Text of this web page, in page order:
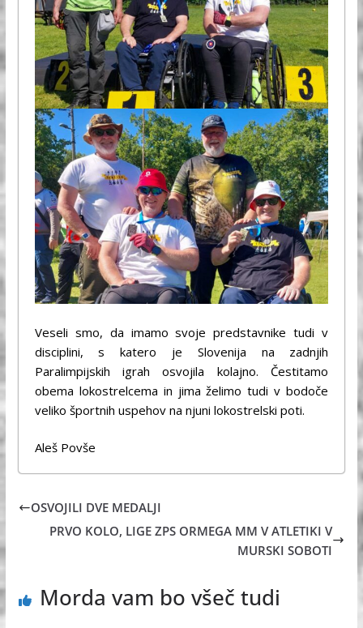
Veseli smo, da imamo svoje predstavnike tudi v
disciplini, s katero je Slovenija na zadnjih
Paralimpijskih igrah osvojila kolajno. Čestitamo
obema lokostrelcema in jima želimo tudi v bodoče
veliko športnih uspehov na njuni lokostrelski poti.
Aleš Povše
OSVOJILI DVE MEDALJI
PRVO KOLO, LIGE ZPS ORMEGA MM V ATLETIKI V
MURSKI SOBOTI
Morda vam bo všeč tudi